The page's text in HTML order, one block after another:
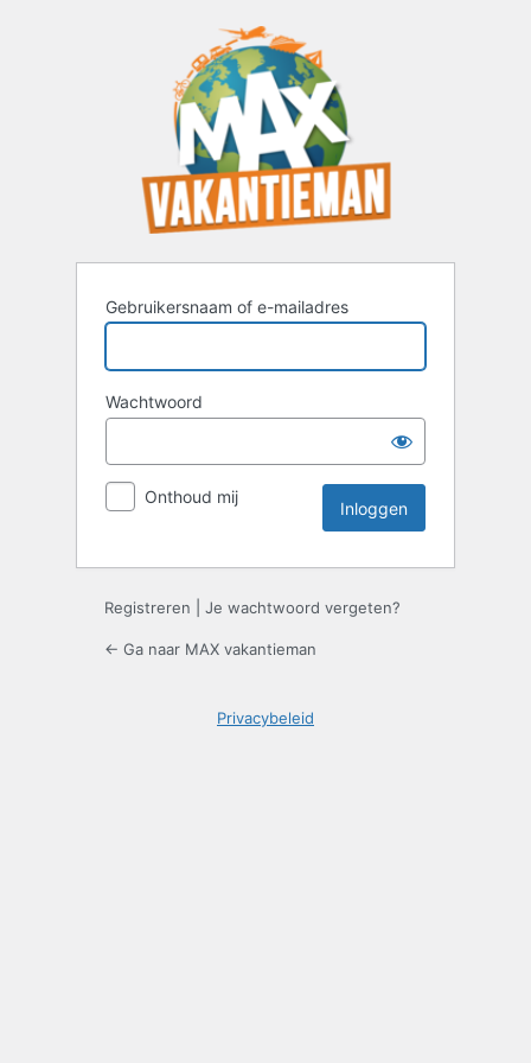
Gebruikersnaam of e-mailadres
Wachtwoord
Onthoud mij
Registreren Je wachtwoord vergeten?
← Ga naar MAX vakantieman
Privacybeleid